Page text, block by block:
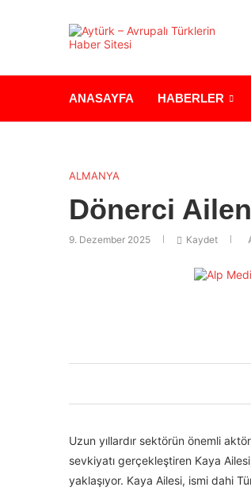
ANASAYFA HABERLER
ALMANYA
Dönerci
9. Dezember 2025 Kaydet
Uzun yıllardır sektörün önemli
sevkiyatı gerçekleştiren Kaya
yaklaşıyor. Kaya Ailesi, ismi dahi